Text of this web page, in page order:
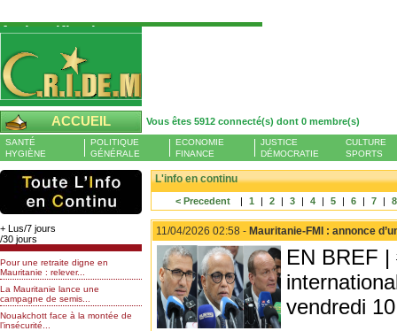
Authentification
Pour S'authentifier veuillez fournir votre
Pseudo et Mot de passer et cliquez sur : Se
connecter
Pseudo
Mot de passe
ACCUEIL Vous êtes 5912 connecté(s) dont 0 membre(s)
Liste des membres en ligne (0)
SANTÉ
HYGIÈNE
POLITIQUE
GÉNÉRALE
ECONOMIE
FINANCE
JUSTICE
DÉMOCRATIE
CULTURE
SPORTS
+ Lus/7 jours
/30 jours
Pour une retraite digne en
Mauritanie : relever...
La Mauritanie lance une
campagne de semis...
Nouakchott face à la montée de
l’insécurité...
L'info en continu
< Precedent | 1 | 2 | 3 | 4 | 5 | 6 | 7 | 8
11/04/2026 02:58 - Mauritanie-FMI : annonce
EN BREF |
vendredi